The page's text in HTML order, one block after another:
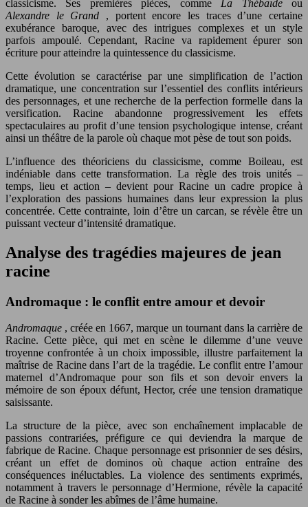
classicisme. Ses premières pièces, comme La Thébaïdeou
Alexandre le Grand , portent encore les traces d’une certaine
exubérance baroque, avec des intrigues complexes et un style
parfois ampoulé. Cependant, Racine va rapidement épurer son
écriture pour atteindre la quintessence du classicisme.
Cette évolution se caractérise par une simplification de l’action
dramatique, une concentration sur l’essentiel des conflits intérieurs
des personnages, et une recherche de la perfection formelle dans la
versification. Racine abandonne progressivement les effets
spectaculaires au profit d’une tension psychologique intense, créant
ainsi un théâtre de la parole où chaque mot pèse de tout son poids.
L’influence des théoriciens du classicisme, comme Boileau, est
indéniable dans cette transformation. La règle des trois unités –
temps, lieu et action – devient pour Racine un cadre propice à
l’exploration des passions humaines dans leur expression la plus
concentrée. Cette contrainte, loin d’être un carcan, se révèle être un
puissant vecteur d’intensité dramatique.
Analyse des tragédies majeures de jean
racine
Andromaque : le conflit entre amour et devoir
Andromaque , créée en 1667, marque un tournant dans la carrière de
Racine. Cette pièce, qui met en scène le dilemme d’une veuve
troyenne confrontée à un choix impossible, illustre parfaitement la
maîtrise de Racine dans l’art de la tragédie. Le conflit entre l’amour
maternel d’Andromaque pour son fils et son devoir envers la
mémoire de son époux défunt, Hector, crée une tension dramatique
saisissante.
La structure de la pièce, avec son enchaînement implacable de
passions contrariées, préfigure ce qui deviendra la marque de
fabrique de Racine. Chaque personnage est prisonnier de ses désirs,
créant un effet de dominos où chaque action entraîne des
conséquences inéluctables. La violence des sentiments exprimés,
notamment à travers le personnage d’Hermione, révèle la capacité
de Racine à sonder les abîmes de l’âme humaine.